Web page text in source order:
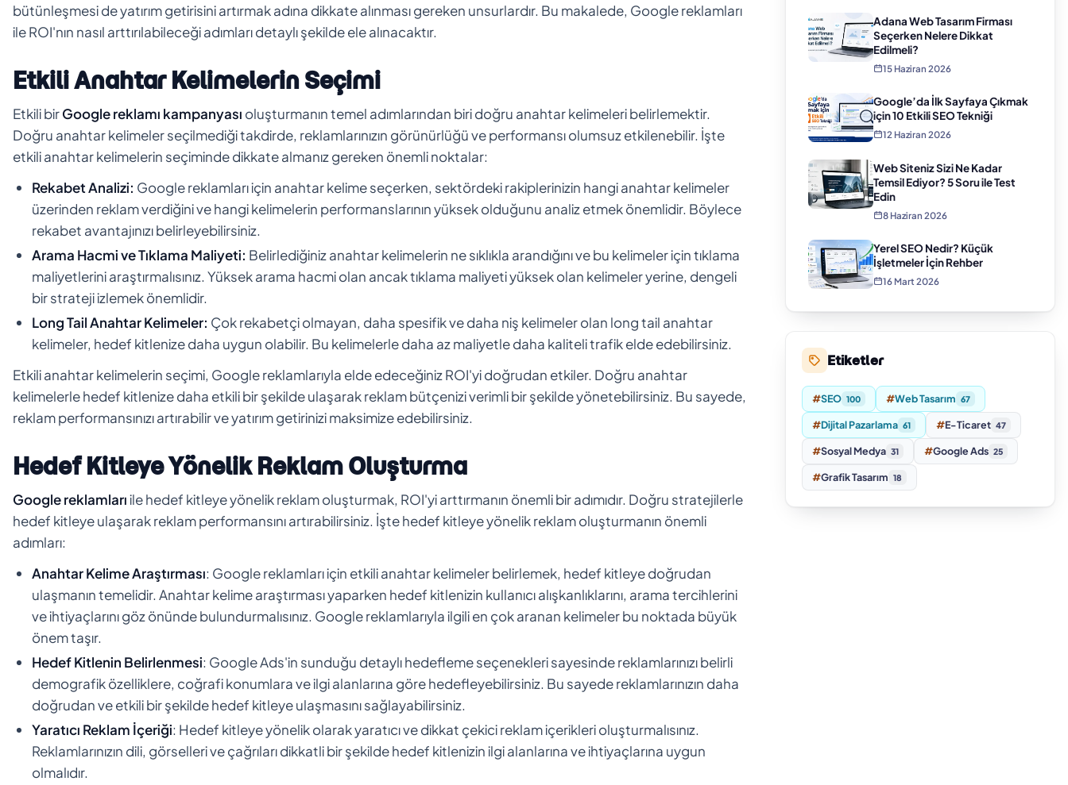
bütünleşmesi de yatırım getirisini artırmak adına dikkate alınması gereken unsurlardır. Bu makalede, Google reklamları
ile ROI'nın nasıl arttırılabileceği adımları detaylı şekilde ele alınacaktır.
Etkili Anahtar Kelimelerin Seçimi
Etkili birGoogle reklamı kampanyası oluşturmanın temel adımlarından biri doğru anahtar kelimeleri belirlemektir.
Doğru anahtar kelimeler seçilmediği takdirde, reklamlarınızın görünürlüğü ve performansı olumsuz etkilenebilir. İşte
etkili anahtar kelimelerin seçiminde dikkate almanız gereken önemli noktalar:
Rekabet Analizi: Google reklamları için anahtar kelime seçerken, sektördeki rakiplerinizin hangi anahtar kelimeler
üzerinden reklam verdiğini ve hangi kelimelerin performanslarının yüksek olduğunu analiz etmek önemlidir. Böylece
rekabet avantajınızı belirleyebilirsiniz.
Arama Hacmi ve Tıklama Maliyeti: Belirlediğiniz anahtar kelimelerin ne sıklıkla arandığını ve bu kelimeler için tıklama
maliyetlerini araştırmalısınız. Yüksek arama hacmi olan ancak tıklama maliyeti yüksek olan kelimeler yerine, dengeli
bir strateji izlemek önemlidir.
Long Tail Anahtar Kelimeler: Çok rekabetçi olmayan, daha spesifik ve daha niş kelimeler olan long tail anahtar
kelimeler, hedef kitlenize daha uygun olabilir. Bu kelimelerle daha az maliyetle daha kaliteli trafik elde edebilirsiniz.
Etkili anahtar kelimelerin seçimi, Google reklamlarıyla elde edeceğiniz ROI'yi doğrudan etkiler. Doğru anahtar
kelimelerle hedef kitlenize daha etkili bir şekilde ulaşarak reklam bütçenizi verimli bir şekilde yönetebilirsiniz. Bu sayede,
reklam performansınızı artırabilir ve yatırım getirinizi maksimize edebilirsiniz.
Hedef Kitleye Yönelik Reklam Oluşturma
Google reklamlarıile hedef kitleye yönelik reklam oluşturmak, ROI'yi arttırmanın önemli bir adımıdır. Doğru stratejilerle
hedef kitleye ulaşarak reklam performansını artırabilirsiniz. İşte hedef kitleye yönelik reklam oluşturmanın önemli
adımları:
Anahtar Kelime Araştırması: Google reklamları için etkili anahtar kelimeler belirlemek, hedef kitleye doğrudan
ulaşmanın temelidir. Anahtar kelime araştırması yaparken hedef kitlenizin kullanıcı alışkanlıklarını, arama tercihlerini
ve ihtiyaçlarını göz önünde bulundurmalısınız. Google reklamlarıyla ilgili en çok aranan kelimeler bu noktada büyük
önem taşır.
Hedef Kitlenin Belirlenmesi: Google Ads'in sunduğu detaylı hedefleme seçenekleri sayesinde reklamlarınızı belirli
demografik özelliklere, coğrafi konumlara ve ilgi alanlarına göre hedefleyebilirsiniz. Bu sayede reklamlarınızın daha
doğrudan ve etkili bir şekilde hedef kitleye ulaşmasını sağlayabilirsiniz.
Yaratıcı Reklam İçeriği: Hedef kitleye yönelik olarak yaratıcı ve dikkat çekici reklam içerikleri oluşturmalısınız.
Reklamlarınızın dili, görselleri ve çağrıları dikkatli bir şekilde hedef kitlenizin ilgi alanlarına ve ihtiyaçlarına uygun
olmalıdır.
Adana Web Tasarım Firması
Seçerken Nelere Dikkat
Edilmeli?
15 Haziran 2026
Google’da İlk Sayfaya Çıkmak
için 10 Etkili SEO Tekniği
12 Haziran 2026
Web Siteniz Sizi Ne Kadar
Temsil Ediyor? 5 Soru ile Test
Edin
8 Haziran 2026
Yerel SEO Nedir? Küçük
İşletmeler İçin Rehber
16 Mart 2026
Etiketler
#SEO 100 #Web Tasarım 67
#Dijital Pazarlama 61 #E-Ticaret 47
#Sosyal Medya 31 #Google Ads 25
#Grafik Tasarım 18